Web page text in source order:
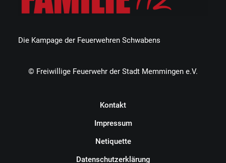
Die Kampage der Feuerwehren Schwabens
© Freiwillige Feuerwehr der Stadt Memmingen e.V.
Kontakt
Impressum
Netiquette
Datenschutzerklärung